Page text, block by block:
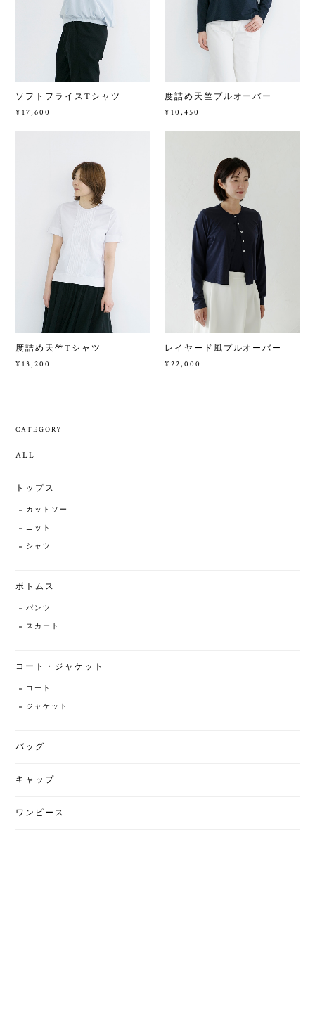
ソフトフライスTシャツ
¥17,600
度詰め天竺プルオーバー
¥10,450
度詰め天竺Tシャツ
¥13,200
レイヤード風プルオーバー
¥22,000
CATEGORY
ALL
トップス
カットソー
ニット
シャツ
ボトムス
パンツ
スカート
コート・ジャケット
コート
ジャケット
バッグ
キャップ
ワンピース